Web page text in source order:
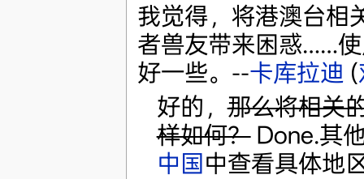
我觉得，将港澳台相
者兽友带来困惑……使
好一些。--卡库拉迪 (
好的，那么将相关
样如何？Done.其
中国 中查看具体地